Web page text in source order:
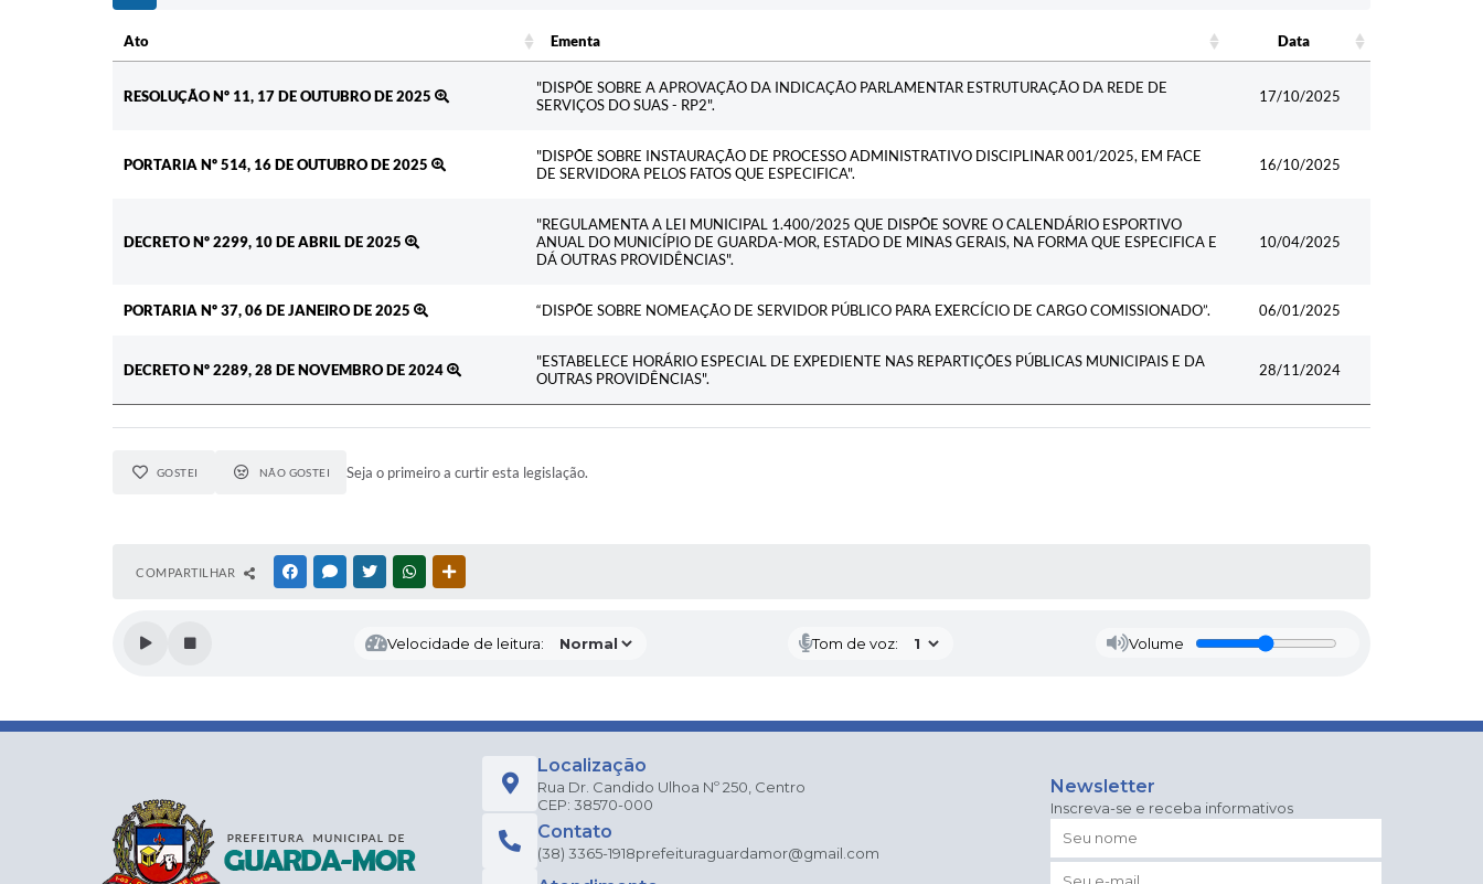
Ato Ementa
Data
RESOLUÇÃO Nº 11, 17 DE OUTUBRO DE 2025
"DISPÕE SOBRE A APROVAÇÃO DA INDICAÇÃO PARLAMENTAR ESTRUTURAÇÃO DA REDE DE
SERVIÇOS DO SUAS - RP2".
17/10/2025
PORTARIA Nº 514, 16 DE OUTUBRO DE 2025
"DISPÕE SOBRE INSTAURAÇÃO DE PROCESSO ADMINISTRATIVO DISCIPLINAR 001/2025, EM FACE
DE SERVIDORA PELOS FATOS QUE ESPECIFICA".
16/10/2025
DECRETO Nº 2299, 10 DE ABRIL DE 2025
"REGULAMENTA A LEI MUNICIPAL 1.400/2025 QUE DISPÕE SOVRE O CALENDÁRIO ESPORTIVO
ANUAL DO MUNICÍPIO DE GUARDA-MOR, ESTADO DE MINAS GERAIS, NA FORMA QUE ESPECIFICA E
DÁ OUTRAS PROVIDÊNCIAS".
10/04/2025
PORTARIA Nº 37, 06 DE JANEIRO DE 2025 “DISPÕE SOBRE NOMEAÇÃO DE SERVIDOR PÚBLICO PARA EXERCÍCIO DE CARGO COMISSIONADO”. 06/01/2025
DECRETO Nº 2289, 28 DE NOVEMBRO DE 2024
"ESTABELECE HORÁRIO ESPECIAL DE EXPEDIENTE NAS REPARTIÇÕES PÚBLICAS MUNICIPAIS E DA
OUTRAS PROVIDÊNCIAS".
28/11/2024
GOSTEI NÃO GOSTEI Seja o primeiro a curtir esta legislação.
COMPARTILHAR FACEBOOKMESSENGER
TWITTERWHATSAPP
Velocidade de leitura: Tom de voz: Volume
Localização
Rua Dr. Candido Ulhoa Nº 250, Centro
CEP: 38570-000
Contato
(38) 3365-1918prefeituraguardamor@gmail.com
Newsletter
Inscreva-se e receba informativos